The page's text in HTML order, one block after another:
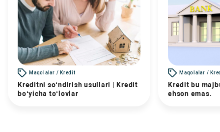
Maqolalar / Kredit
Kreditni so‘ndirish usullari | Kredit
bo‘yicha to‘lovlar
Maqolalar /
Kredit bu
ehson emas.